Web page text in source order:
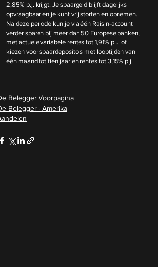
2,85% p.j. krijgt. Je spaargeld blijft dagelijks
opvraagbaar en je kunt vrij storten en opnemen.
Na deze periode kun je via één Raisin-account
verder sparen bij meer dan 50 Europese banken,
met actuele variabele rentes tot 1,91% p.J. of
kiezen voor spaardeposito's met looptijden van
één maand tot tien jaar en rentes tot 3,15% p.j.
Belegger Voorpagina
Belegger - Amerika